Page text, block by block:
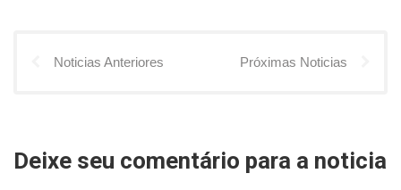
Noticias Anteriores Próximas Noticias
Deixe seu comentário para a noticia